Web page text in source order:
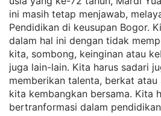
ini masih tetap menjawab,
Pendidikan di keusupan Bogor.
dalam hal ini dengan tidak
kita, sombong, keinginan atau
juga lain-lain. Kita harus sadari
memberikan talenta, berkat atau
kita kembangkan bersama. Kita
bertranformasi dalam